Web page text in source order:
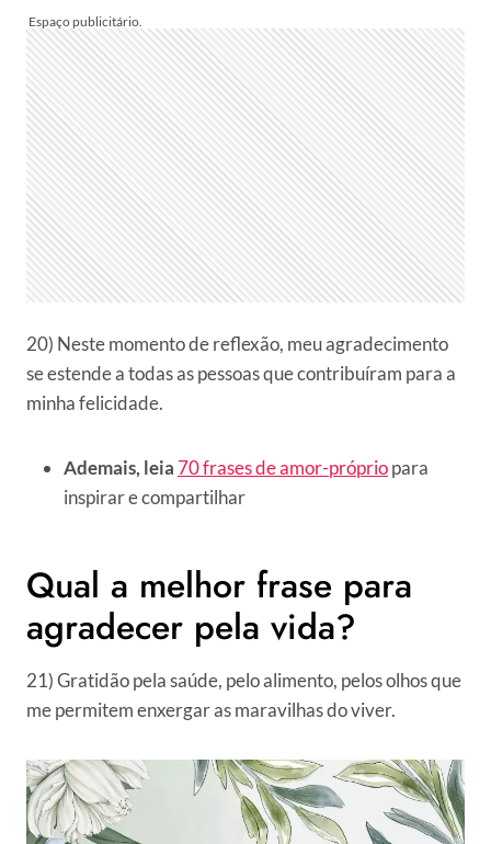
20) Neste momento de reflexão, meu agradecimento
se estende a todas as pessoas que contribuíram para a
minha felicidade.
Ademais, leia 70 frases de amor-própriopara
inspirar e compartilhar
Qual a melhor frase para
agradecer pela vida?
21) Gratidão pela saúde, pelo alimento, pelos olhos que
me permitem enxergar as maravilhas do viver.